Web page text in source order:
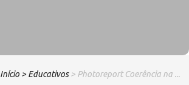
Início > Educativos > Photoreport Coerência na ...